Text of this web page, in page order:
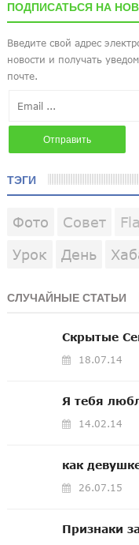
ПОДПИСАТЬСЯ НА
ТЭГИ
Фото Совет
Урок
День
СЛУЧАЙНЫЕ СТАТЬИ
Скрытые
18.07.14
Я тебя
14.02.14
как
26.07.15
Признаки